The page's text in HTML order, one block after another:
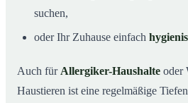
suchen,
oder Ihr Zuhause einfach
Auch für Allergiker-Haushalte oder
Haustieren ist eine regelmäßige